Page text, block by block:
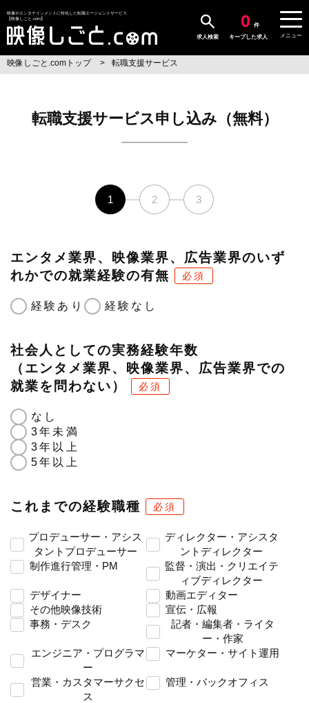
映像やエンタテインメントに特化した転職エージェントサービス
【映像しごと.com】
求人検索
0
件
キープした求人
メニュー
映像しごと.comトップ 転職支援サービス
転職支援サービス申し込み（無料）
1 2 3
エンタメ業界、映像業界、広告業界のいず
れかでの就業経験の有無
必須
経験あり 経験なし
社会人としての実務経験年数
（エンタメ業界、映像業界、広告業界での
就業を問わない）
必須
なし
3年未満
3年以上
5年以上
これまでの経験職種 必須
プロデューサー・アシス
タントプロデューサー
ディレクター・アシスタ
ントディレクター
制作進行管理・PM
監督・演出・クリエイテ
ィブディレクター
デザイナー
動画エディター
その他映像技術
宣伝・広報
事務・デスク
記者・編集者・ライタ
ー・作家
エンジニア・プログラマ
ー
マーケター・サイト運用
営業・カスタマーサクセ
ス
管理・バックオフィス